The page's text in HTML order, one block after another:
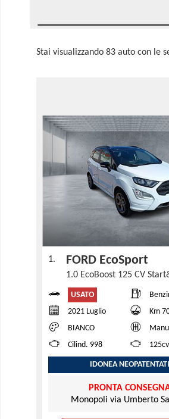
Stai visualizzando 83 auto con le
1. FORD EcoSport
USATO
2021 Luglio
Km
BIANCO
Cilind. 998
IDONEA NEOPATENTATI
PRONTA
Monopoli via Umberto